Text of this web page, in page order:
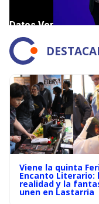
Viene la quinta
Encanto Literario:
realidad y la
unen en Lastarria